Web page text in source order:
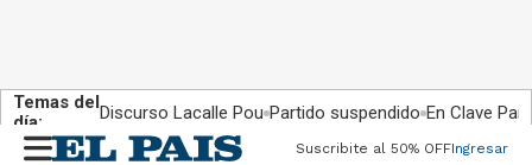
Temas del
día:
Discurso Lacalle Pou Partido suspendido En Clave País
Suscribite al 50% OFFIngresar